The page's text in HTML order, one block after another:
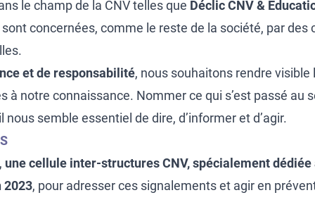
le champ de la CNV telles que Déclic CNV &
concernées, comme le reste de la société, par des
et de responsabilité, nous souhaitons rendre
à notre connaissance. Nommer ce qui s’est passé au
nous semble essentiel de dire, d’informer et d’agir.
une cellule inter-structures CNV, spécialement dédiée
2023, pour adresser ces signalements et agir en